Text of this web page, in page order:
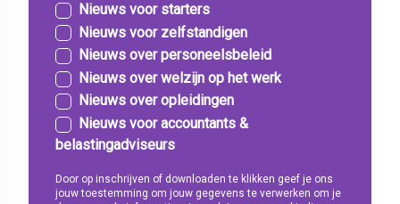
Nieuws voor starters
Nieuws voor zelfstandigen
Nieuws over personeelsbeleid
Nieuws over welzijn op het werk
Nieuws over opleidingen
Nieuws voor accountants &
belastingadviseurs
Door op inschrijven of downloaden te klikken geef je ons
jouw toestemming om jouw gegevens te verwerken om je